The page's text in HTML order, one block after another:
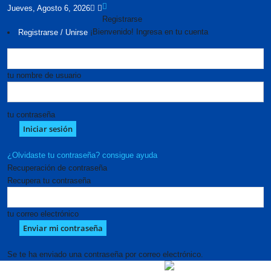
Jueves, Agosto 6, 2026
Registrarse / Unirse
Registrarse
¡Bienvenido! Ingresa en tu cuenta
tu nombre de usuario
tu contraseña
¿Olvidaste tu contraseña? consigue ayuda
Recuperación de contraseña
Recupera tu contraseña
tu correo electrónico
Se te ha enviado una contraseña por correo electrónico.